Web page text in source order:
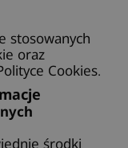
stosowanych
oraz
Cookies.
środki